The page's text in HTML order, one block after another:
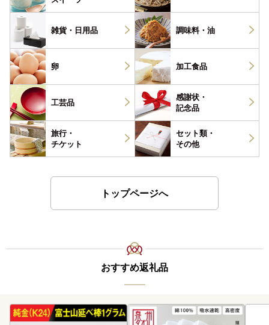
雑貨・ 日用品 調味料・ 油
卵 加工食品
工芸品
感謝状・
記念品
旅行・
チケット
セット類・
その他
トップページへ
おすすめ返礼品